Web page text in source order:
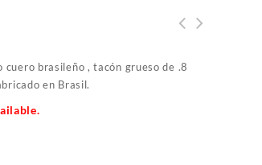
brasileño , tacón grueso de .8
en Brasil.